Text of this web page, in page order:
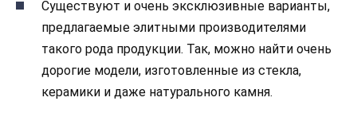
Существуют и очень эксклюзивные варианты,
предлагаемые элитными производителями
такого рода продукции. Так, можно найти очень
дорогие модели, изготовленные из стекла,
керамики и даже натурального камня.